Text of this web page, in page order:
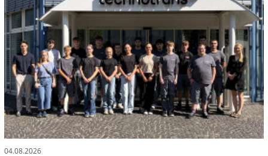
04.08.2026